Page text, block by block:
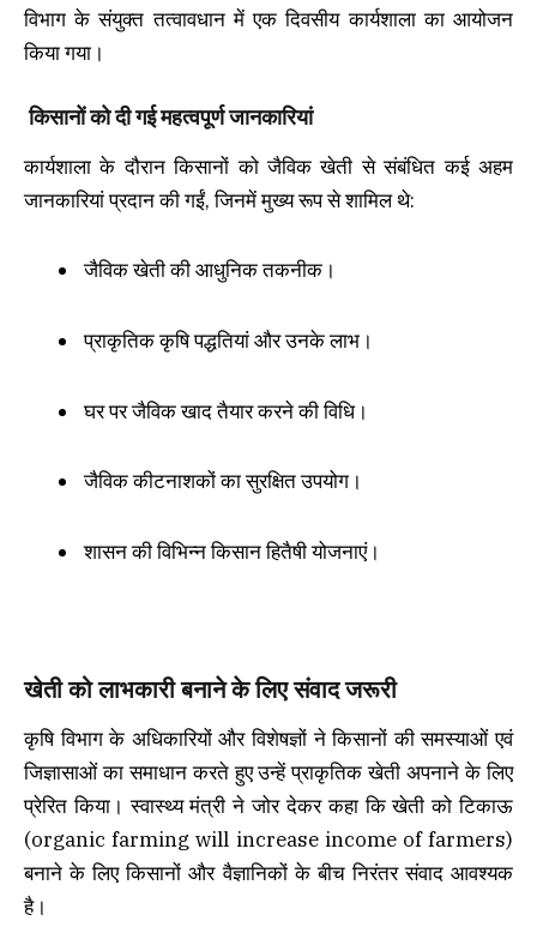
विभाग के संयुक्त तत्वावधान में एक दिवसीय कार्यशाला का आयोजन
किया गया।
किसानों को दी गई महत्वपूर्ण जानकारियां
कार्यशाला के दौरान किसानों को जैविक खेती से संबंधित कई अहम
जानकारियां प्रदान की गईं, जिनमें मुख्य रूप से शामिल थे:
जैविक खेती की आधुनिक तकनीक।
प्राकृतिक कृषि पद्धतियां और उनके लाभ।
घर पर जैविक खाद तैयार करने की विधि।
जैविक कीटनाशकों का सुरक्षित उपयोग।
शासन की विभिन्न किसान हितैषी योजनाएं।
खेती को लाभकारी बनाने के लिए संवाद जरूरी
कृषि विभाग के अधिकारियों और विशेषज्ञों ने किसानों की समस्याओं एवं
जिज्ञासाओं का समाधान करते हुए उन्हें प्राकृतिक खेती अपनाने के लिए
प्रेरित किया। स्वास्थ्य मंत्री ने जोर देकर कहा कि खेती को टिकाऊ
(organic farming will increase income of farmers)
बनाने के लिए किसानों और वैज्ञानिकों के बीच निरंतर संवाद आवश्यक
है।